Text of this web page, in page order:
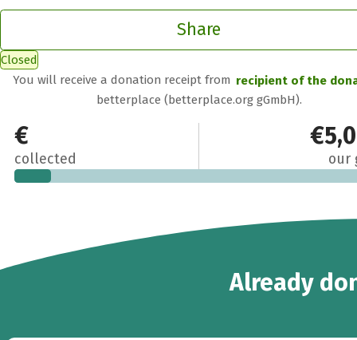
Share
Closed
You will receive a donation receipt from recipient of the
betterplace (betterplace.org gGmbH).
€509
collected our
Already 7